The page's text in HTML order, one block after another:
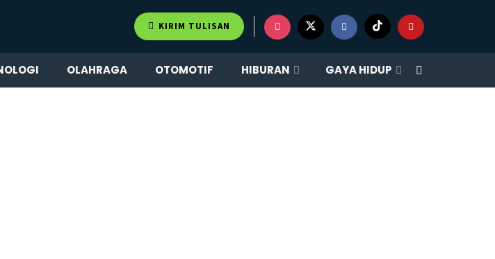
KIRIM TULISAN
OLAHRAGA OTOMOTIF HIBURAN GAYA HIDUP